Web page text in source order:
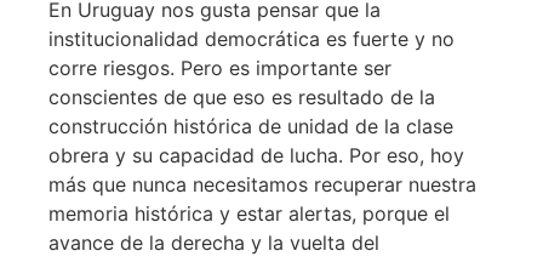
En Uruguay nos gusta pensar que la
institucionalidad democrática es fuerte y no
corre riesgos. Pero es importante ser
conscientes de que eso es resultado de la
construcción histórica de unidad de la clase
obrera y su capacidad de lucha. Por eso, hoy
más que nunca necesitamos recuperar nuestra
memoria histórica y estar alertas, porque el
avance de la derecha y la vuelta del